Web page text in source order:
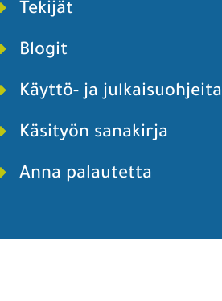
Tekijät
Blogit
Käyttö- ja julkaisuohjeita
Käsityön sanakirja
Anna palautetta